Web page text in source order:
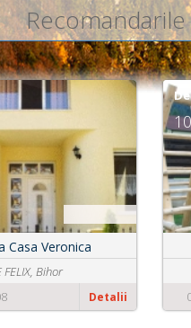
din Livada
Brasov
Detalii